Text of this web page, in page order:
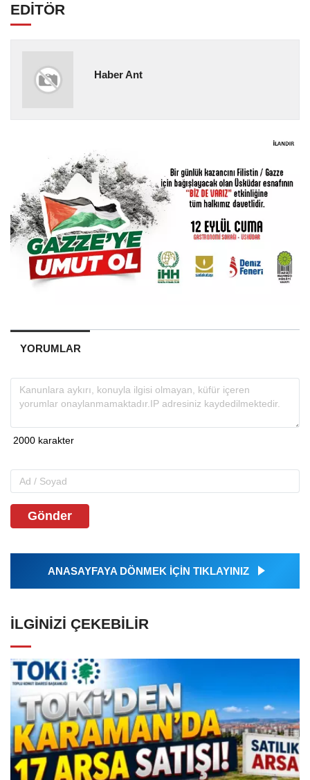
EDİTÖR
Haber Ant
YORUMLAR
Gönder
ANASAYFAYA DÖNMEK İÇİN TIKLAYINIZ
İLGINIZI ÇEKEBILIR